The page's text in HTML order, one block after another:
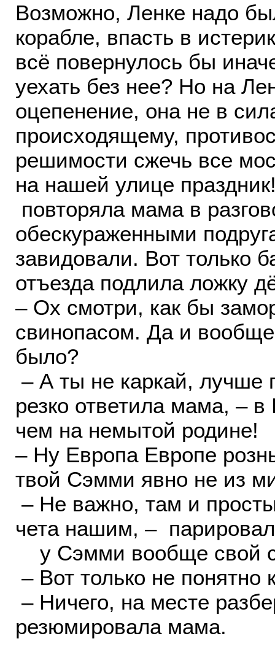
Возможно, Ленке надо
корабле, впасть в
всё повернулось бы
уехать без нее? Но на
оцепенение, она не в
происходящему,
решимости сжечь все
на нашей улице
повторяла мама в
обескураженными
завидовали. Вот только
отъезда подлила ложку
– Ох смотри, как бы
свинопасом. Да и
было?
– А ты не каркай, лучше
резко ответила мама, –
чем на немытой родине!
– Ну Европа Европе
твой Сэмми явно не из
– Не важно, там и
чета нашим, –
у Сэмми вообще свой
– Вот только не
– Ничего, на месте
резюмировала мама.